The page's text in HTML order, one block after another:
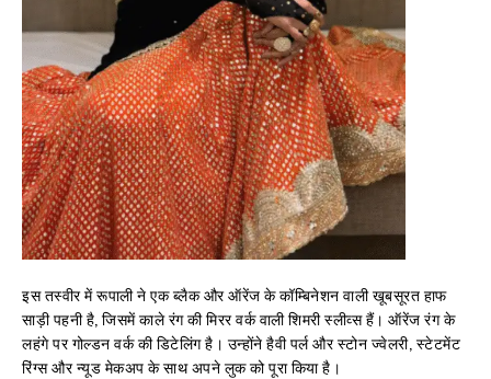
इस तस्वीर में रूपाली ने एक ब्लैक और ऑरेंज के कॉम्बिनेशन वाली खूबसूरत हाफ
साड़ी पहनी है, जिसमें काले रंग की मिरर वर्क वाली शिमरी स्लीव्स हैं। ऑरेंज रंग के
लहंगे पर गोल्डन वर्क की डिटेलिंग है। उन्होंने हैवी पर्ल और स्टोन ज्वेलरी, स्टेटमेंट
रिंग्स और न्यूड मेकअप के साथ अपने लुक को पूरा किया है।